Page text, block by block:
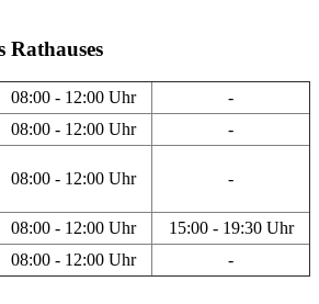
Rathauses
08:00 - 12:00 Uhr
-
08:00 - 12:00 Uhr -
08:00 - 12:00 Uhr -
08:00 - 12:00 Uhr
15:00 - 19:30 Uhr
08:00 - 12:00 Uhr -